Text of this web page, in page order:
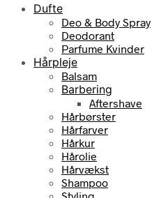
Dufte
Deo & Body Spray
Deodorant
Parfume Kvinder
Hårpleje
Balsam
Barbering
Aftershave
Hårbørster
Hårfarver
Hårkur
Hårolie
Hårvækst
Shampoo
Styling